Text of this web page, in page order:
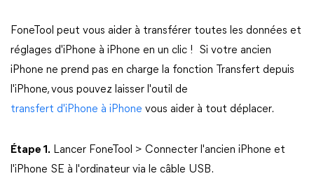
FoneTool peut vous aider à transférer toutes les données et
réglages d'iPhone à iPhone en un clic ! Si votre ancien
iPhone ne prend pas en charge la fonction Transfert depuis
l'iPhone, vous pouvez laisser l'outil de
transfert d'iPhone à iPhone vous aider à tout déplacer.
Étape 1. Lancer FoneTool > Connecter l'ancien iPhone et
l'iPhone SE à l'ordinateur via le câble USB.